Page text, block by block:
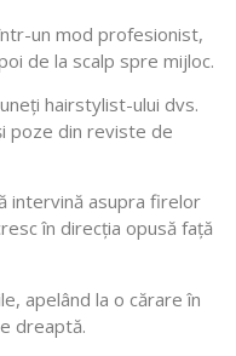
un mod profesionist,
de la scalp spre mijloc.
hairstylist-ului dvs.
poze din reviste de
intervină asupra firelor
în direcția opusă față
apelând la o cărare în
dreaptă.